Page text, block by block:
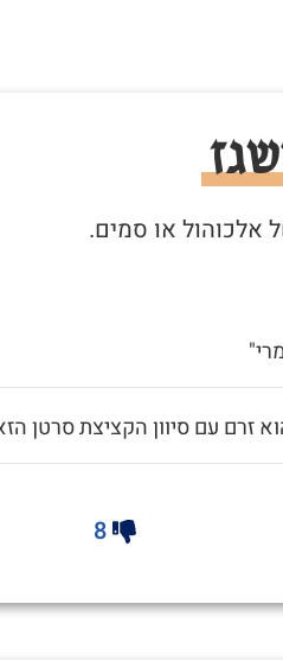
זרם עם סיוון הקציצת סרטן
8